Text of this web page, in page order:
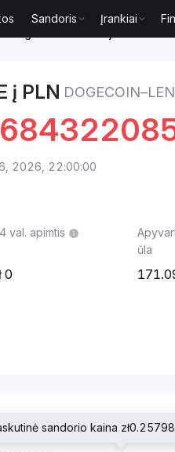
Sandoris Įrankiai
į PLN
6, 2026, 22:00:00
val. apimtis
0
ūla
sandorio kaina